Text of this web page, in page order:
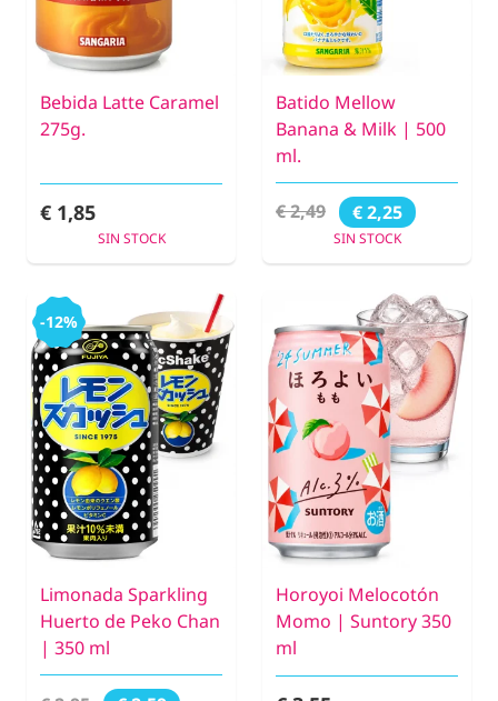
Bebida Latte Caramel
275g.
€ 1,85
SIN STOCK
Batido Mellow
Banana & Milk | 500
ml.
€ 2,49 € 2,25
SIN STOCK
-12%
Limonada Sparkling
Huerto de Peko Chan
| 350 ml
Horoyoi Melocotón
Momo | Suntory 350
ml